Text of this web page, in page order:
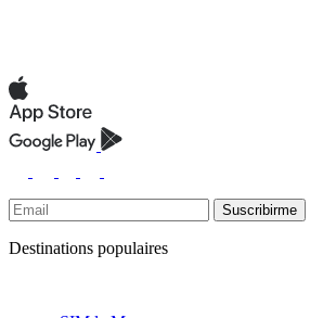
Suscribirme
Destinations populaires